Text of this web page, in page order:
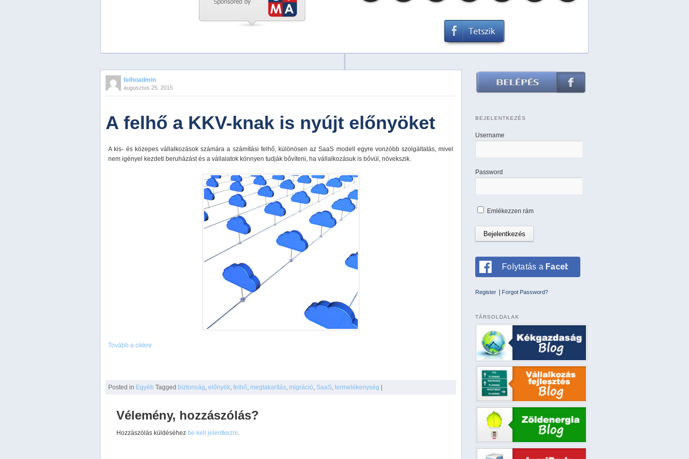
PreviousNextStop
2
felhoadmin
augusztus 25, 2015
A felhő a KKV-knak is nyújt előnyöket
A kis- és közepes vállalkozások számára a számítási felhő, különösen az SaaS modell egyre vonzóbb szolgáltatás, mivel
nem igényel kezdeti beruházást és a vállalatok könnyen tudják bővíteni, ha vállalkozásuk is bővül, növekszik.
Tovább a cikkre
Posted in Egyéb Tagged biztonság előnyök felhő megtakarítás migráció SaaS termelékenység |
Vélemény, hozzászólás?
Hozzászólás küldéséhezbe kell jelentkezni.
BEJELENTKEZÉS
Username
Password
Emlékezzen rám
Folytatás a Facebookkal
Register Forgot Password?
TÁRSOLDALAK